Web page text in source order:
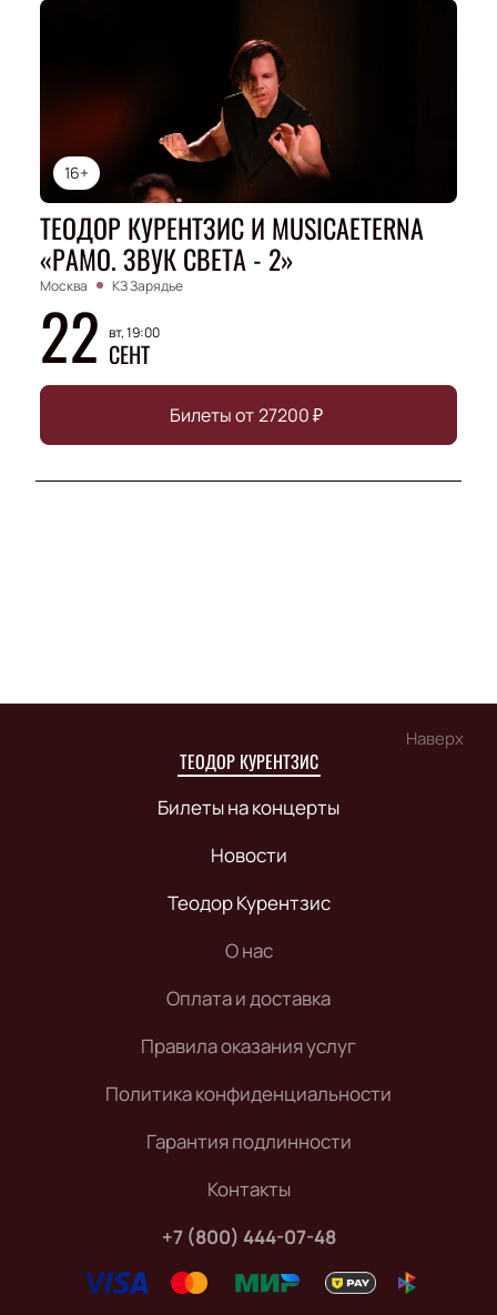
16+
ТЕОДОР КУРЕНТЗИС И MUSICAETERNA
«РАМО. ЗВУК СВЕТА - 2»
Москва КЗ Зарядье
22 вт, 19:00
СЕНТ
Билеты от27200₽
Наверх
ТЕОДОР КУРЕНТЗИС
Билеты на концерты
Новости
Теодор Курентзис
О нас
Оплата и доставка
Правила оказания услуг
Политика конфиденциальности
Гарантия подлинности
Контакты
+7 (800) 444-07-48